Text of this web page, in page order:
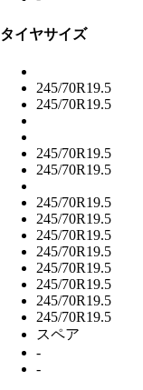
タイヤサイズ
245/70R19.5
245/70R19.5
245/70R19.5
245/70R19.5
245/70R19.5
245/70R19.5
245/70R19.5
245/70R19.5
245/70R19.5
245/70R19.5
245/70R19.5
245/70R19.5
スペア
-
-